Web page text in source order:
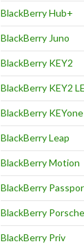
BlackBerry Hub+
BlackBerry Juno
BlackBerry KEY2
BlackBerry KEY2 LE
BlackBerry KEYone
BlackBerry Leap
BlackBerry Motion
BlackBerry
BlackBerry
BlackBerry Priv